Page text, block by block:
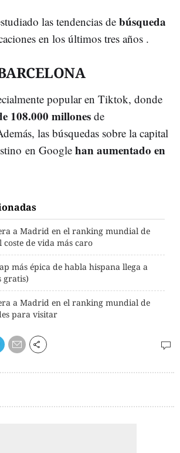
las tendencias de búsqueda
en los últimos tres años .
popular en Tiktok, donde
108.000 millones de
las búsquedas sobre la capital
en Google han aumentado en
a Madrid en el ranking mundial de
coste de vida más caro
más épica de habla hispana llega a
gratis)
a Madrid en el ranking mundial de
para visitar